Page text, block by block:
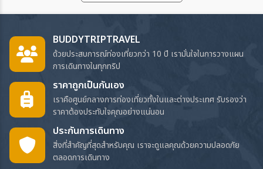
BUDDYTRIPTRAVEL
ด้วยประสบการณ์ท่องเที่ยวกว่า 10 ปี เรามั่นใจในการวางแผน
การเดินทางในทุกทริป
ราคาถูกเป็นกันเอง
เราคือศูนย์กลางการท่องเที่ยวทั้งในและต่างประเทศ รับรองว่า
ราคาต้องประทับใจคุณอย่างแน่นอน
ประกันการเดินทาง
สิ่งที่สำคัญที่สุดสำหรับคุณ เราจะดูแลคุณด้วยความปลอดภัย
ตลอดการเดินทาง